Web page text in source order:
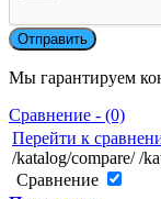
Мы гарантируем
Сравнение - (0)
Перейти к
/katalog/compare/ /
Cравнение